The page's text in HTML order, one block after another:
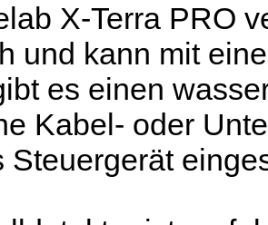
X-Terra PRO
und kann mit
es einen
Kabel- oder
Steuergerät